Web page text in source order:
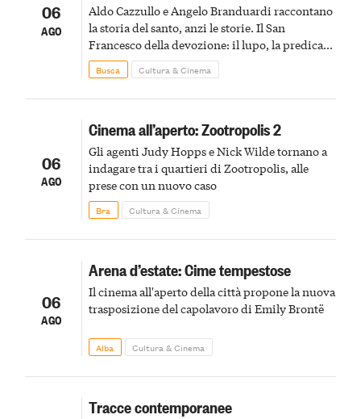
06
AGO
Aldo Cazzullo e Angelo Branduardi raccontano
la storia del santo, anzi le storie. Il San
Francesco della devozione: il lupo, la predica
agli uccelli, le stimmate
Busca Cultura & Cinema
06
AGO
Cinema all’aperto: Zootropolis 2
Gli agenti Judy Hopps e Nick Wilde tornano a
indagare tra i quartieri di Zootropolis, alle
prese con un nuovo caso
Bra Cultura & Cinema
06
AGO
Arena d’estate: Cime tempestose
Il cinema all'aperto della città propone la nuova
trasposizione del capolavoro di Emily Brontë
Alba Cultura & Cinema
Tracce contemporanee